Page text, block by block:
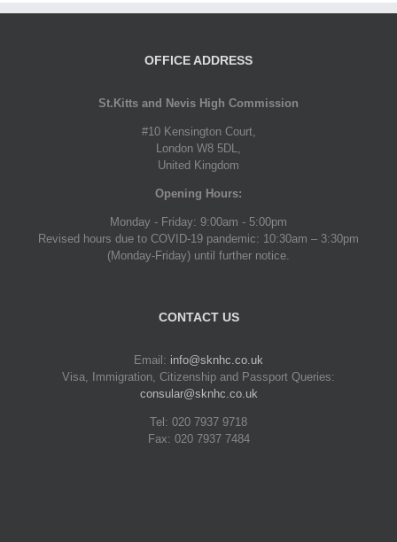
OFFICE ADDRESS
St.Kitts and Nevis High Commission
#10 Kensington Court,
London W8 5DL,
United Kingdom
Opening Hours:
Monday - Friday: 9:00am - 5:00pm
Revised hours due to COVID-19 pandemic: 10:30am – 3:30pm
(Monday-Friday) until further notice.
CONTACT US
Email: info@sknhc.co.uk
Visa, Immigration, Citizenship and Passport Queries:
consular@sknhc.co.uk
Tel: 020 7937 9718
Fax: 020 7937 7484